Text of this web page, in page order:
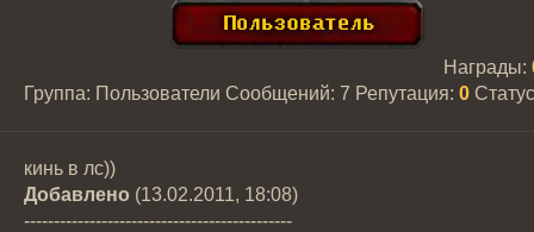
Группа: Пользователи Сообщений: 7
Награды:
Репутация: 0
кинь в лс))
Добавлено (13.02.2011, 18:08)
---------------------------------------------